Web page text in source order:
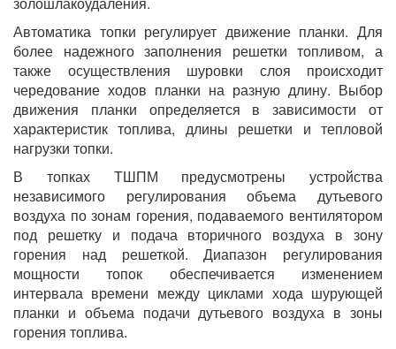
Автоматика топки регулирует движение планки. Для
более надежного заполнения решетки топливом, а
также осуществления шуровки слоя происходит
чередование ходов планки на разную длину. Выбор
движения планки определяется в зависимости от
характеристик топлива, длины решетки и тепловой
нагрузки топки.
В топках ТШПМ предусмотрены устройства
независимого регулирования объема дутьевого
воздуха по зонам горения, подаваемого вентилятором
под решетку и подача вторичного воздуха в зону
горения над решеткой. Диапазон регулирования
мощности топок обеспечивается изменением
интервала времени между циклами хода шурующей
планки и объема подачи дутьевого воздуха в зоны
горения топлива.